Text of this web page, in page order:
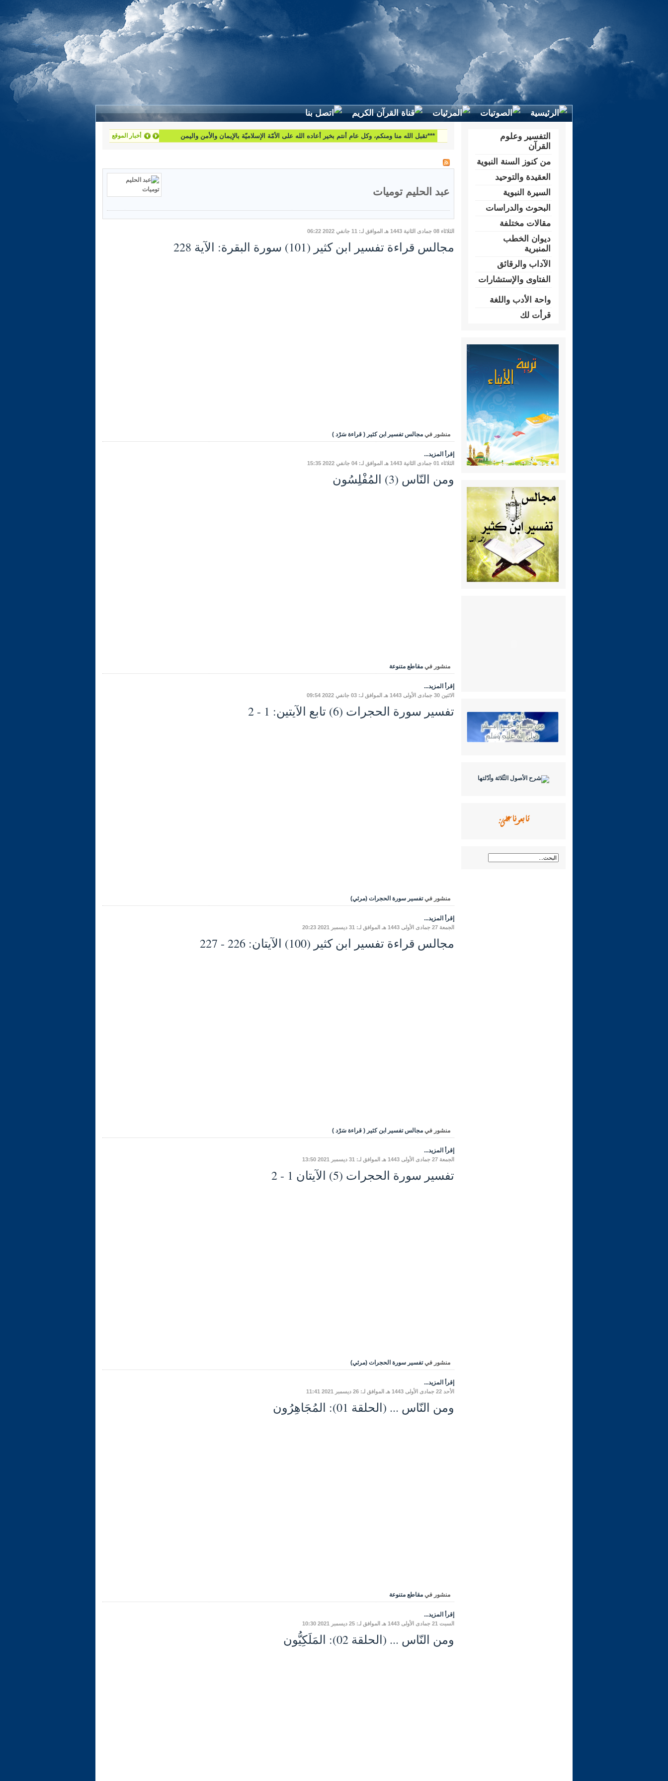
أخبار الموقع
لطرح استفساراتكم وأسئلتكم واقتراحاتكم اتّصلوا بنا على البريد التّالي:
عبد الحليم توميات
الثلاثاء 08 جمادى الثانية 1443 هـ الموافق لـ: 11 جانفي 2022 06:22
مجالس قراءة تفسير ابن كثير (101) سورة البقرة: الآية 228
منشور في مجالس تفسير ابن كثير ( قراءة سَرْد )
إقرأ المزيد...
الثلاثاء 01 جمادى الثانية 1443 هـ الموافق لـ: 04 جانفي 2022 15:35
ومن النّاس (3) المُفْلِسُون
منشور في مقاطع متنوعة
إقرأ المزيد...
الاثنين 30 جمادى الأولى 1443 هـ الموافق لـ: 03 جانفي 2022 09:54
تفسير سورة الحجرات (6) تابع الآيتين: 1 - 2
منشور في تفسير سورة الحجرات (مرئي)
إقرأ المزيد...
الجمعة 27 جمادى الأولى 1443 هـ الموافق لـ: 31 ديسمبر 2021 20:23
مجالس قراءة تفسير ابن كثير (100) الآيتان: 226 - 227
منشور في مجالس تفسير ابن كثير ( قراءة سَرْد )
إقرأ المزيد...
الجمعة 27 جمادى الأولى 1443 هـ الموافق لـ: 31 ديسمبر 2021 13:50
تفسير سورة الحجرات (5) الآيتان 1 - 2
منشور في تفسير سورة الحجرات (مرئي)
إقرأ المزيد...
الأحد 22 جمادى الأولى 1443 هـ الموافق لـ: 26 ديسمبر 2021 11:41
ومن النّاس ... (الحلقة 01): المُجَاهِرُون
منشور في مقاطع متنوعة
إقرأ المزيد...
السبت 21 جمادى الأولى 1443 هـ الموافق لـ: 25 ديسمبر 2021 10:30
ومن النّاس ... (الحلقة 02): المَلَكِيُّون
التفسير وعلوم
القرآن
من كنوز السنة النبوية
العقيدة والتوحيد
السيرة النبوية
البحوث والدراسات
مقالات مختلفة
ديوان الخطب
المنبرية
الآداب والرقائق
الفتاوى والإستشارات
واحة الأدب واللغة
قرأت لك
تابعونا على: